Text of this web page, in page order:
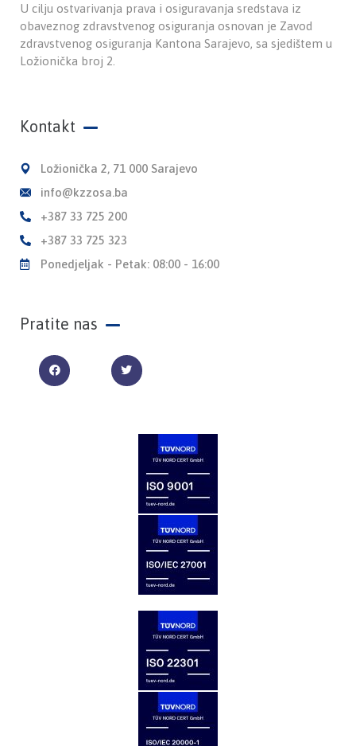
U cilju ostvarivanja prava i osiguravanja sredstava iz
obaveznog zdravstvenog osiguranja osnovan je Zavod
zdravstvenog osiguranja Kantona Sarajevo, sa sjedištem u
Ložionička broj 2.
Kontakt
Ložionička 2, 71 000 Sarajevo
info@kzzosa.ba
+387 33 725 200
+387 33 725 323
Ponedjeljak - Petak: 08:00 - 16:00
Pratite nas